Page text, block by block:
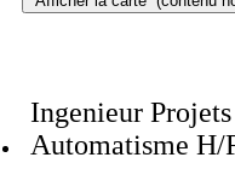
Ingenieur
Automatisme H/